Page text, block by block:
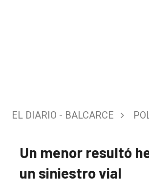
EL DIARIO - BALCARCE
Un menor resultó
un siniestro vial